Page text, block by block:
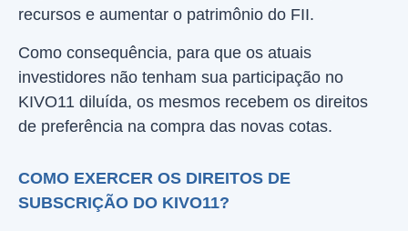
recursos e aumentar o patrimônio do FII.
Como consequência, para que os atuais
investidores não tenham sua participação no
KIVO11 diluída, os mesmos recebem os direitos
de preferência na compra das novas cotas.
COMO EXERCER OS DIREITOS DE
SUBSCRIÇÃO DO KIVO11?